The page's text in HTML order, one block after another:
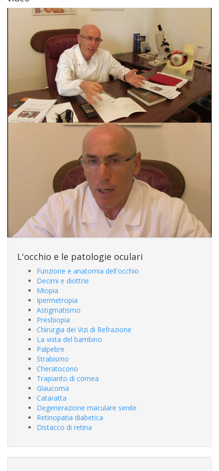
L'occhio e le patologie oculari
Funzione e anatomia dell'occhio
Decimi e diottrie
Miopia
Ipermetropia
Astigmatismo
Presbiopia
Chirurgia dei Vizi di Refrazione
La vista del bambino
Palpebre
Strabismo
Cheratocono
Trapianto di cornea
Glaucoma
Cataratta
Degenerazione maculare senile
Retinopatia diabetica
Distacco di retina